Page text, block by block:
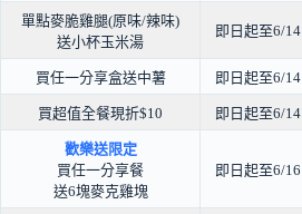
單點麥脆雞腿(原味/辣味)
送小杯玉米湯
即日起至6/14
買任一分享盒送中薯 即日起至6/14
買超值全餐現折$10 即日起至6/14
歡樂送限定
買任一分享餐
送6塊麥克雞塊
即日起至6/16